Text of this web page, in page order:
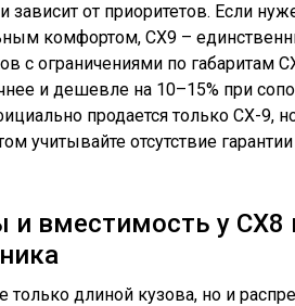
от приоритетов. Если
комфортом, CX9 –
с ограничениями по габаритам
и дешевле на 10–15% при
продается только CX-9,
учитывайте отсутствие
и вместимость у CX8
только длиной кузова, но и